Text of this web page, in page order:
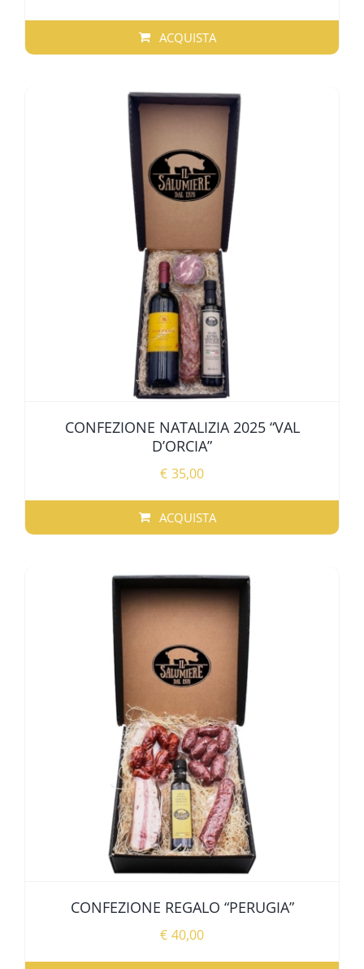
ACQUISTA
CONFEZIONE NATALIZIA 2025 “VAL
D’ORCIA”
€ 35,00
ACQUISTA
CONFEZIONE REGALO “PERUGIA”
€ 40,00